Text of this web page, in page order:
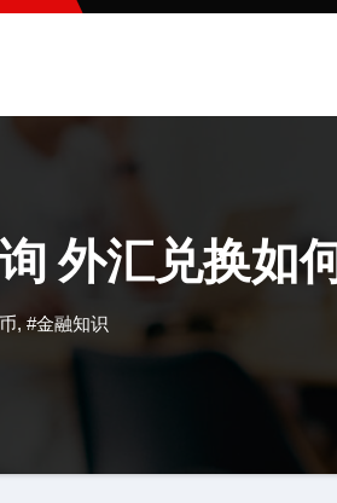
外汇兑换如
, #金融知识